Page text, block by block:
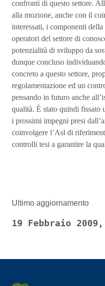
confronti di questo settore.
alla mozione, anche con il
interessati, i componenti
operatori del settore di
potenzialità di sviluppo da
dunque concluso
concreto a questo settore,
regolamentazione ed un
pensando in futuro anche
qualità. È stato quindi fissato
i prossimi impegni presi
coinvolgere l’Asl di
controlli tesi a garantire la
Ultimo aggiornamento
19 Febbraio